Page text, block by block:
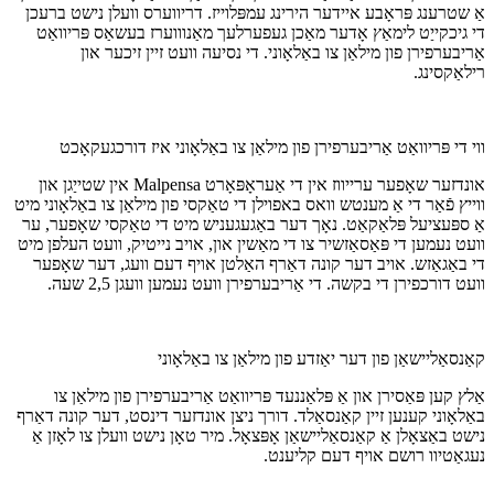
אַ שטרענג פּראָבע איידער הירינג עמפּלוייז. דריווערס וועלן נישט ברעכן
די גיכקייַט לימאַץ אָדער מאַכן געפערלעך מאַנוווערז בעשאַס פּריוואַט
אַריבערפירן פון מילאַן צו באַלאָוני. די נסיעה וועט זיין זיכער און
רילאַקסינג.
ווי די פּריוואַט אַריבערפירן פון מילאַן צו באַלאָוני איז דורכגעקאָכט
אונדזער שאָפער ערייווז אין די אַעראָפּאָרט Malpensa אין שטייַגן און
ווייץ פֿאַר די אַ מענטש וואס באפוילן די טאַקסי פון מילאַן צו באַלאָוני מיט
אַ ספּעציעל פּלאַקאַט. נאָך דער באַגעגעניש מיט די טאַקסי שאָפער, ער
וועט נעמען די פּאַסאַזשיר צו די מאַשין און, אויב נייטיק, וועט העלפן מיט
די באַגאַזש. אויב דער קונה דאַרף האַלטן אויף דעם וועג, דער שאָפער
וועט דורכפירן די בקשה. די אַריבערפירן וועט נעמען וועגן 2,5 שעה.
קאַנסאַליישאַן פון דער יאַזדע פון מילאַן צו באַלאָוני
אַלץ קען פּאַסירן און אַ פּלאַננעד פּריוואַט אַריבערפירן פון מילאַן צו
באַלאָוני קענען זיין קאַנסאַלד. דורך ניצן אונדזער דינסט, דער קונה דאַרף
נישט באַצאָלן אַ קאַנסאַליישאַן אָפּצאָל. מיר טאָן נישט וועלן צו לאָזן אַ
נעגאַטיוו רושם אויף דעם קליענט.